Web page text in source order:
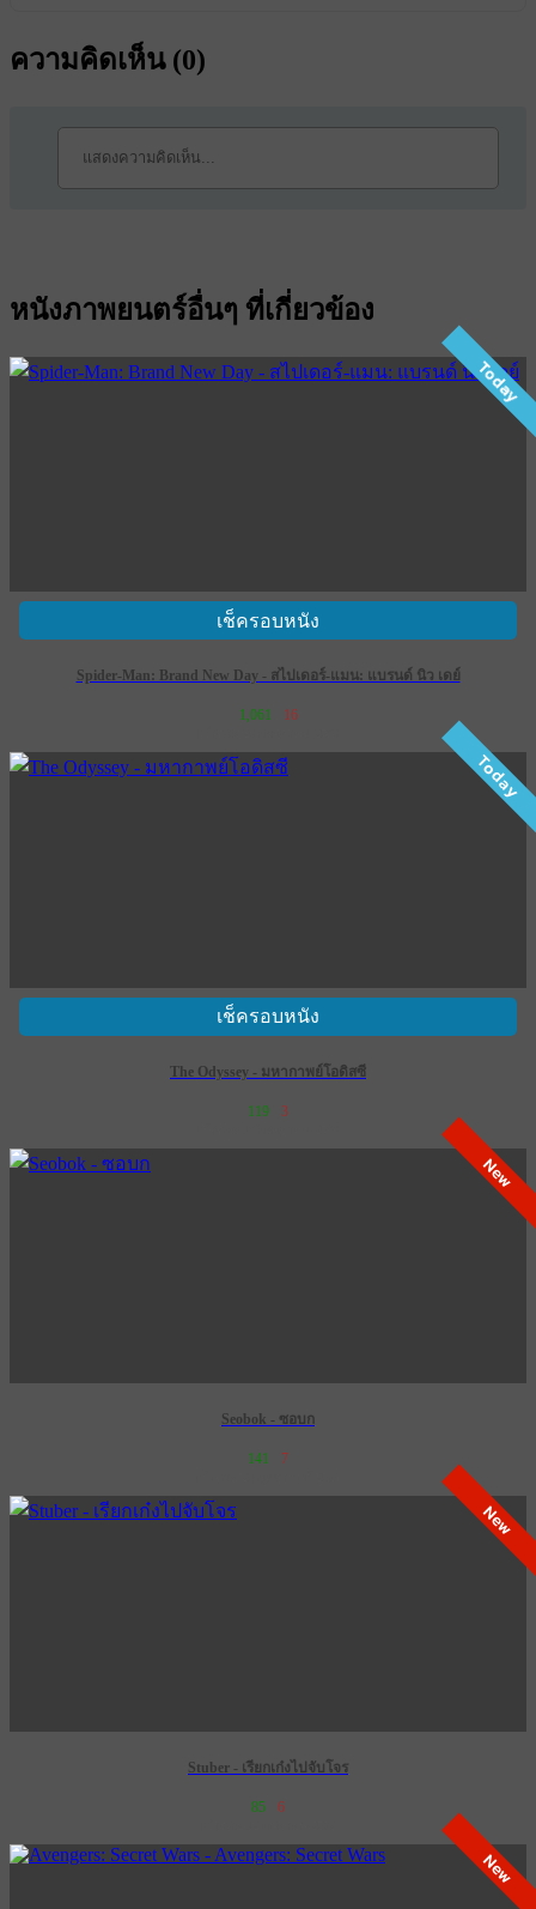
ความคิดเห็น (0)
หนังภาพยนตร์อื่นๆ ที่เกี่ยวข้อง
Today
เช็ครอบหนัง
Spider-Man: Brand New Day - สไปเดอร์-แมน: แบรนด์ นิว เดย์
1,061 16
Today
เช็ครอบหนัง
The Odyssey - มหากาพย์โอดิสซี
119 3
New
Seobok - ซอบก
141 7
New
Stuber - เรียกเก๋งไปจับโจร
85 6
New